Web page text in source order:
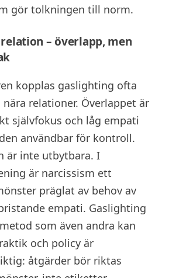
gör tolkningen till norm.
– överlapp, men
kopplas gaslighting ofta
relationer. Överlappet är
självfokus och låg empati
användbar för kontroll.
är inte utbytbara. I
är narcissism ett
präglat av behov av
empati. Gaslighting
som även andra kan
och policy är
åtgärder bör riktas